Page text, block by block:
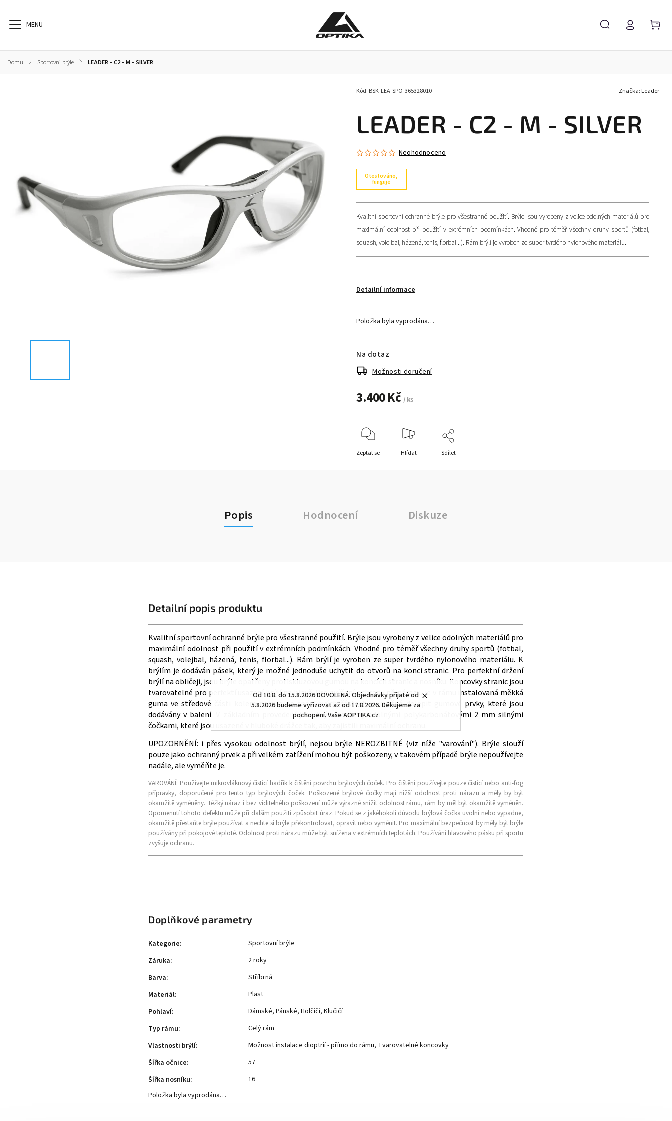
Od 10.8. do 15.8.2026 DOVOLENÁ. Objednávky přijaté od
5.8.2026 budeme vyřizovat až od 17.8.2026. Děkujeme za
pochopení. Vaše AOPTIKA.cz
Domů / Sportovní brýle / LEADER - C2 - M - SILVER
LEADER - C2 - M - SILVER
Kód: BSK-LEA-SPO-365328010
Otestováno,
funguje
Neohodnoceno
Kvalitní sportovní ochranné brýle pro všestranné použití. Brýle jsou vyrobeny z velice odolných materiálů pro
maximální odolnost při použití v extrémních podmínkách. Vhodné pro téměř všechny druhy sportů (fotbal,
squash, volejbal, házená, tenis, florbal...). Rám brýlí je vyroben ze super tvrdého nylonového materiálu.
Detailní informace
Značka: Leader
Položka byla vyprodána…
3.400 Kč / ks
Na dotaz
Možnosti doručení
Zeptat se Hlídat Sdílet
Popis Hodnocení Diskuze
Detailní popis produktu
Kvalitní sportovní ochranné brýle pro všestranné použití. Brýle jsou vyrobeny z velice odolných materiálů pro
maximální odolnost při použití v extrémních podmínkách. Vhodné pro téměř všechny druhy sportů (fotbal,
squash, volejbal, házená, tenis, florbal...). Rám brýlí je vyroben ze super tvrdého nylonového materiálu. K
brýlím je dodáván pásek, který je možné jednoduše uchytit do otvorů na konci stranic. Pro perfektní držení
brýlí na obličeji, jsou brýle opatřeny protiskluzovou gumou na koncích stranic a nosníku. Koncovky stranic jsou
tvarovatelné pro perfektí usazení brýlí na hlavě. Pro zvýšení ochrany při nárazu, je v rámu instalovaná měkká
guma ve středové části kolem nosu a na spánkových částech je možné dolepit gumové prvky, které jsou
dodávány v balení. V základním provedení jsou brýle osazeny odolnými polykarbonátovými 2 mm silnými
čočkami, které jsou usazené v hluboké drážce tak, aby zajistili maximální ochranu.
UPOZORNĚNÍ: i přes vysokou odolnost brýlí, nejsou brýle NEROZBITNÉ (viz níže "varování"). Brýle slouží
pouze jako ochranný prvek a při velkém zatížení mohou být poškozeny, v takovém případě brýle nepoužívejte
nadále, ale vyměňte je.
VAROVÁNÍ: Používejte mikrovláknový čistící hadřík k čištění povrchu brýlových čoček. Pro čištění používejte pouze čistící nebo anti-fog
přípravky, doporučené pro tento typ brýlových čoček. Poškozené brýlové čočky mají nižší odolnost proti nárazu a měly by být
okamžitě vyměněny. Těžký náraz i bez viditelného poškození může výrazně snížit odolnost rámu, rám by měl být okamžitě vyměněn.
Opomenutí tohoto defektu může při dalším použití způsobit úraz. Pokud se z jakéhokoli důvodu brýlová čočka uvolní nebo vypadne,
okamžitě přestaňte brýle používat a nechte si brýle překontrolovat, opravit nebo vyměnit. Pro maximální bezpečnost by měly být brýle
používány při pokojové teplotě. Odolnost proti nárazu může být snížena v extrémních teplotách. Používání hlavového pásku při sportu
zvyšuje ochranu.
Doplňkové parametry
Kategorie:
Sportovní brýle
Záruka:
2 roky
Barva:
Stříbrná
Materiál:
Plast
Pohlaví:
Dámské, Pánské, Holčičí, Klučičí
Typ rámu:
Celý rám
Vlastnosti brýlí:
Možnost instalace dioptrií - přímo do rámu, Tvarovatelné koncovky
Šířka očnice:
57
Šířka nosníku:
16
Položka byla vyprodána…